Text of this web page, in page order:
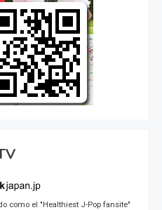
como el "Healthiest J-Pop fansite"